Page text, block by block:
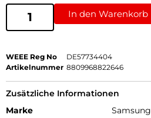
In den Warenkorb
WEEE Reg No
DE57734404
Artikelnummer 8809968822646
Zusätzliche Informationen
Marke
Samsung